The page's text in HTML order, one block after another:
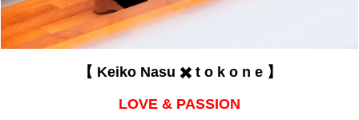
【 Keiko Nasu ✖️ t o k o n e 】
LOVE & PASSION